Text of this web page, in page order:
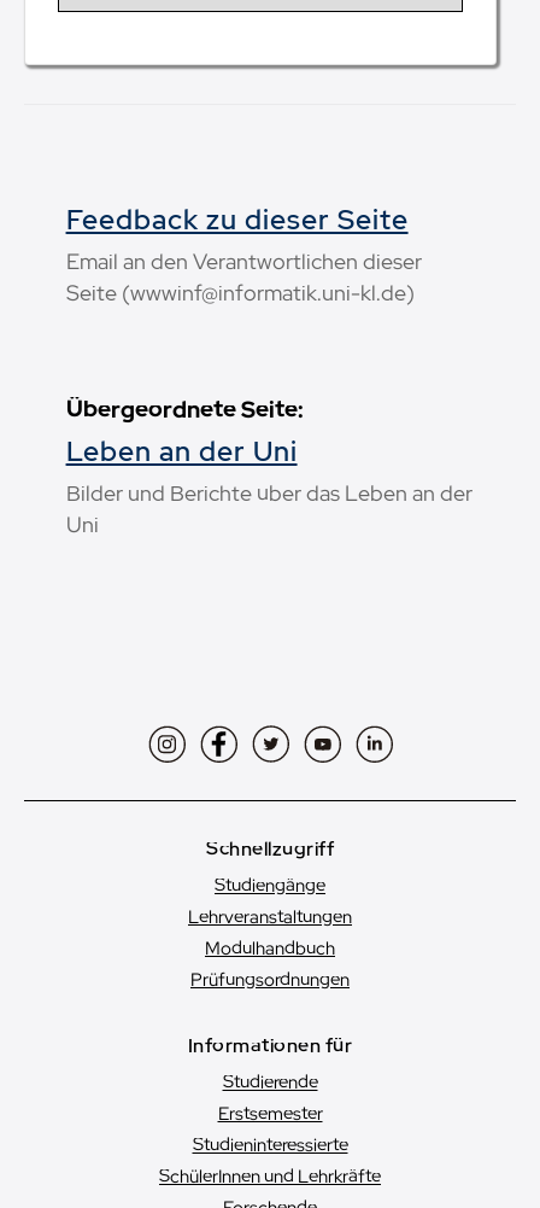
Übergeordnete Seite:
Leben an der Uni
Bilder und Berichte über das Leben an der
Uni
Feedback zu dieser Seite
Email an den Verantwortlichen dieser
Seite (wwwinf@informatik.uni-kl.de)
InstagramFacebookTwitterYouTubeLinkedIn
Schnellzugriff
Studiengänge
Lehrveranstaltungen
Modulhandbuch
Prüfungsordnungen
Informationen für
Studierende
Erstsemester
Studien­interessierte
SchülerInnen und Lehrkräfte